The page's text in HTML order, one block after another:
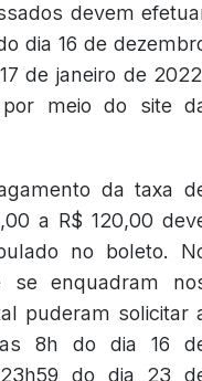
devem
dia 16 de
de janeiro de
por meio do site
da taxa
a R$ 120,00
no boleto.
se enquadram
puderam solicitar
8h do dia 16
do dia 23